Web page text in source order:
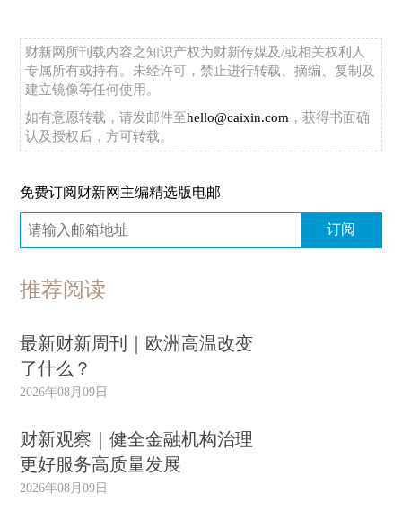
财新网所刊载内容之知识产权为财新传媒及/或相关权利人
专属所有或持有。未经许可，禁止进行转载、摘编、复制及
建立镜像等任何使用。
如有意愿转载，请发邮件至hello@caixin.com ，获得书面确
认及授权后，方可转载。
免费订阅财新网主编精选版电邮
订阅
推荐阅读
最新财新周刊｜欧洲高温改变
了什么？
2026年08月09日
财新观察｜健全金融机构治理
更好服务高质量发展
2026年08月09日